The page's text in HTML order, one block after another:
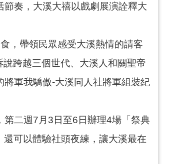
奏，大溪大禧以戲劇展演詮釋大
，帶領民眾感受大溪熱情的請客
跨越三個世代、大溪人和關聖帝
軍我驕傲-大溪同人社將軍組裝紀
二週7月3日至6日辦理4場「祭典
可以體驗社頭夜練，讓大溪最在